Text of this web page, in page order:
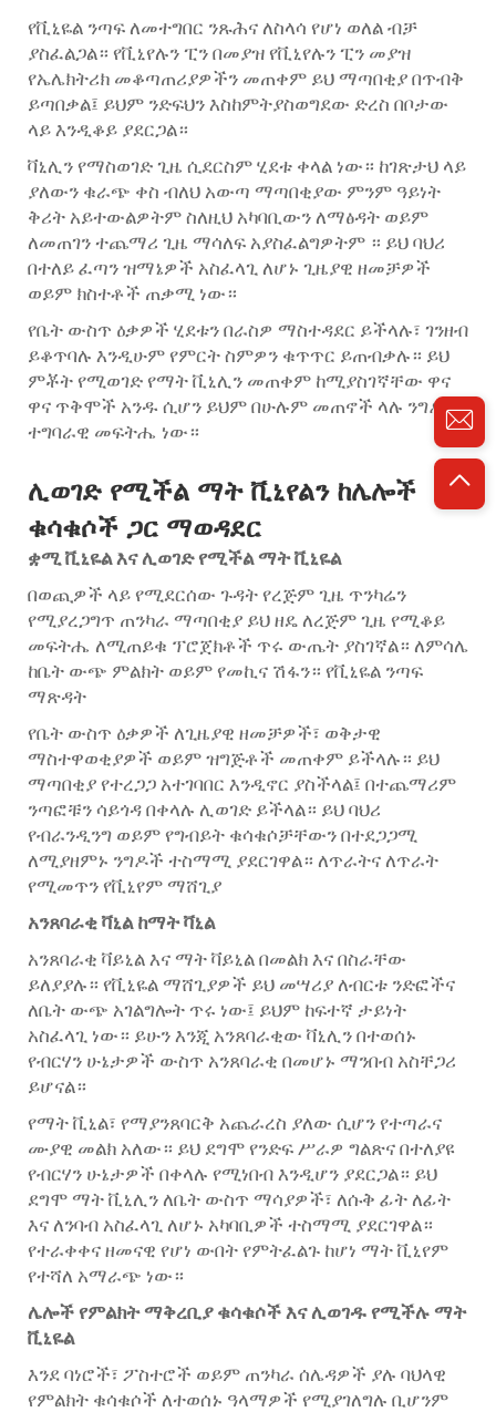
የቪኒዬል ንጣፍ ለመተግበር ንጹሕና ለስላሳ የሆነ ወለል ብቻ
ያስፈልጋል። የቪኒየሉን ፒን በመያዝ የቪኒየሉን ፒን መያዝ
የኤሌክትሪክ መቆጣጠሪያዎችን መጠቀም ይህ ማጣበቂያ በጥብቅ
ይጣበቃል፤ ይህም ንድፍህን እስከምትያስወግደው ድረስ በቦታው
ላይ እንዲቆይ ያደርጋል።
ቫኒሊን የማስወገድ ጊዜ ሲደርስም ሂደቱ ቀላል ነው። ከገጽታህ ላይ
ያለውን ቁራጭ ቀስ ብለህ አውጣ ማጣበቂያው ምንም ዓይነት
ቅሪት አይተውልዎትም ስለዚህ አካባቢውን ለማፅዳት ወይም
ለመጠገን ተጨማሪ ጊዜ ማሳለፍ አያስፈልግዎትም ። ይህ ባህሪ
በተለይ ፈጣን ዝማኔዎች አስፈላጊ ለሆኑ ጊዜያዊ ዘመቻዎች
ወይም ክስተቶች ጠቃሚ ነው።
የቤት ውስጥ ዕቃዎች ሂደቱን በራስዎ ማስተዳደር ይችላሉ፣ ገንዘብ
ይቆጥባሉ እንዲሁም የምርት ስምዎን ቁጥጥር ይጠብቃሉ። ይህ
ምቾት የሚወገድ የማት ቪኒሊን መጠቀም ከሚያስገኛቸው ዋና
ዋና ጥቅሞች አንዱ ሲሆን ይህም በሁሉም መጠኖች ላሉ ንግዶች
ተግባራዊ መፍትሔ ነው።
ሊወገድ የሚችል ማት ቪኒየልን ከሌሎች
ቁሳቁሶች ጋር ማወዳደር
ቋሚ ቪኒዬል እና ሊወገድ የሚችል ማት ቪኒዬል
በወጪዎች ላይ የሚደርሰው ጉዳት የረጅም ጊዜ ጥንካሬን
የሚያረጋግጥ ጠንካራ ማጣበቂያ ይህ ዘዴ ለረጅም ጊዜ የሚቆይ
መፍትሔ ለሚጠይቁ ፕሮጀክቶች ጥሩ ውጤት ያስገኛል። ለምሳሌ
ከቤት ውጭ ምልክት ወይም የመኪና ሽፋን። የቪኒዬል ንጣፍ
ማጽዳት
የቤት ውስጥ ዕቃዎች ለጊዜያዊ ዘመቻዎች፣ ወቅታዊ
ማስተዋወቂያዎች ወይም ዝግጅቶች መጠቀም ይችላሉ። ይህ
ማጣበቂያ የተረጋጋ አተገባበር እንዲኖር ያስችላል፤ በተጨማሪም
ንጣፎቹን ሳይጎዳ በቀላሉ ሊወገድ ይችላል። ይህ ባህሪ
የብራንዲንግ ወይም የግብይት ቁሳቁሶቻቸውን በተደጋጋሚ
ለሚያዘምኑ ንግዶች ተስማሚ ያደርገዋል። ለጥራትና ለጥራት
የሚመጥን የቪኒየም ማሸጊያ
አንጸባራቂ ቫኒል ከማት ቫኒል
አንጸባራቂ ቫይኒል እና ማት ቫይኒል በመልክ እና በስራቸው
ይለያያሉ። የቪኒዬል ማሸጊያዎች ይህ መሣሪያ ለብርቱ ንድፎችና
ለቤት ውጭ አገልግሎት ጥሩ ነው፤ ይህም ከፍተኛ ታይነት
አስፈላጊ ነው። ይሁን እንጂ አንጸባራቂው ቫኒሊን በተወሰኑ
የብርሃን ሁኔታዎች ውስጥ አንጸባራቂ በመሆኑ ማንበብ አስቸጋሪ
ይሆናል።
የማት ቪኒል፣ የማያንጸባርቅ አጨራረስ ያለው ሲሆን የተጣራና
ሙያዊ መልክ አለው። ይህ ደግሞ የንድፍ ሥራዎ ግልጽና በተለያዩ
የብርሃን ሁኔታዎች በቀላሉ የሚነበብ እንዲሆን ያደርጋል። ይህ
ደግሞ ማት ቪኒሊን ለቤት ውስጥ ማሳያዎች፣ ለሱቅ ፊት ለፊት
እና ለንባብ አስፈላጊ ለሆኑ አካባቢዎች ተስማሚ ያደርገዋል።
የተራቀቀና ዘመናዊ የሆነ ውበት የምትፈልጉ ከሆነ ማት ቪኒየም
የተሻለ አማራጭ ነው።
ሌሎች የምልክት ማቅረቢያ ቁሳቁሶች እና ሊወገዱ የሚችሉ ማት
ቪኒዬል
እንደ ባነሮች፣ ፖስተሮች ወይም ጠንካራ ሰሌዳዎች ያሉ ባህላዊ
የምልክት ቁሳቁሶች ለተወሰኑ ዓላማዎች የሚያገለግሉ ቢሆንም